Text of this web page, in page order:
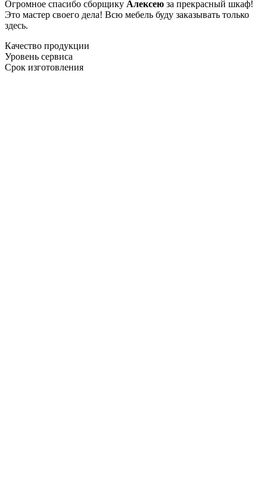
Огромное спасибо сборщику Алексею за прекрасный шкаф!
Это мастер своего дела! Всю мебель буду заказывать только
здесь.
Качество продукции
Уровень сервиса
Срок изготовления